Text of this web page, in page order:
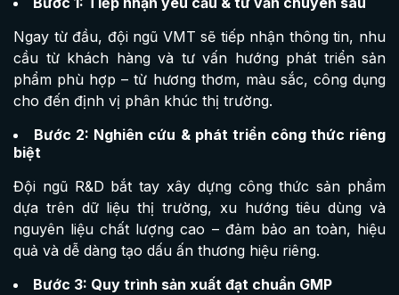
Ngay từ đầu, đội ngũ VMT sẽ tiếp nhận thông tin, nhu
cầu từ khách hàng và tư vấn hướng phát triển sản
phẩm phù hợp – từ hương thơm, màu sắc, công dụng
cho đến định vị phân khúc thị trường.
Bước 2: Nghiên cứu & phát triển công thức riêng
biệt
Đội ngũ R&D bắt tay xây dựng công thức sản phẩm
dựa trên dữ liệu thị trường, xu hướng tiêu dùng và
nguyên liệu chất lượng cao – đảm bảo an toàn, hiệu
quả và dễ dàng tạo dấu ấn thương hiệu riêng.
Bước 3: Quy trình sản xuất đạt chuẩn GMP